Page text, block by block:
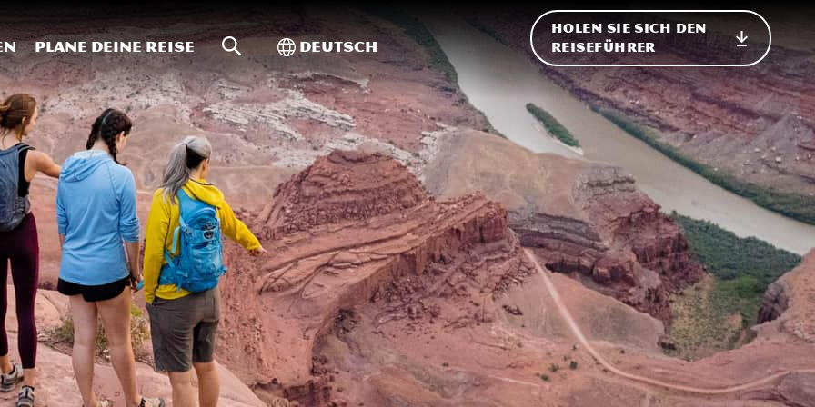
Plane deine Reise Website-Suche
Toggle International
Deutsch
HOLEN SIE SICH DEN
REISEFÜHRER